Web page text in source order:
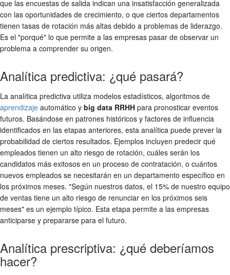
que las encuestas de salida indican una insatisfacción generalizada
con las oportunidades de crecimiento, o que ciertos departamentos
tienen tasas de rotación más altas debido a problemas de liderazgo.
Es el "porqué" lo que permite a las empresas pasar de observar un
problema a comprender su origen.
Analítica predictiva: ¿qué pasará?
La analítica predictiva utiliza modelos estadísticos, algoritmos de
aprendizaje automático y big data RRHH para pronosticar eventos
futuros. Basándose en patrones históricos y factores de influencia
identificados en las etapas anteriores, esta analítica puede prever la
probabilidad de ciertos resultados. Ejemplos incluyen predecir qué
empleados tienen un alto riesgo de rotación, cuáles serán los
candidatos más exitosos en un proceso de contratación, o cuántos
nuevos empleados se necesitarán en un departamento específico en
los próximos meses. "Según nuestros datos, el 15% de nuestro equipo
de ventas tiene un alto riesgo de renunciar en los próximos seis
meses" es un ejemplo típico. Esta etapa permite a las empresas
anticiparse y prepararse para el futuro.
Analítica prescriptiva: ¿qué deberíamos
hacer?